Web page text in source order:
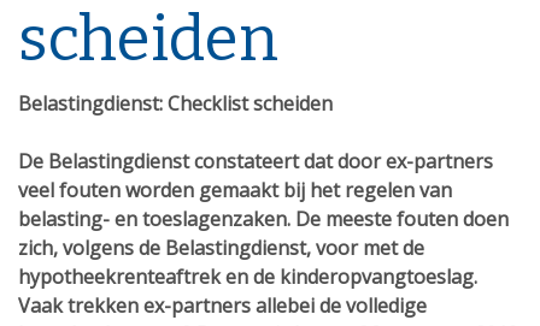
scheiden
Belastingdienst: Checklist scheiden
De Belastingdienst constateert dat door ex-partners
veel fouten worden gemaakt bij het regelen van
belasting- en toeslagenzaken. De meeste fouten doen
zich, volgens de Belastingdienst, voor met de
hypotheekrenteaftrek en de kinderopvangtoeslag.
Vaak trekken ex-partners allebei de volledige